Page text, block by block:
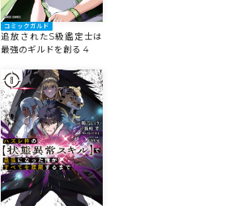
ロサージュノベルス
コミックガルド
追放されたS級鑑定士は
最強のギルドを創る 4